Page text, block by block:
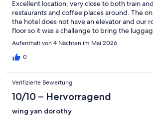
Excellent location, very close to both train
restaurants and coffee places around. The
the hotel does not have an elevator and our
floor so it was a challenge to bring the
Aufenthalt von 4 Nächten im Mai 2026
0
Verifizierte Bewertung
10/10 – Hervorragend
wing yan dorothy